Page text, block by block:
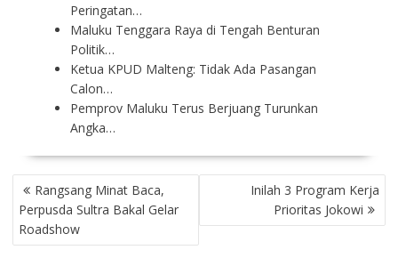
Peringatan…
Maluku Tenggara Raya di Tengah Benturan
Politik…
Ketua KPUD Malteng: Tidak Ada Pasangan
Calon…
Pemprov Maluku Terus Berjuang Turunkan
Angka…
P
O
S
T
Rangsang Minat Baca,
Perpusda Sultra Bakal Gelar
Roadshow
Inilah 3 Program Kerja
Prioritas Jokowi